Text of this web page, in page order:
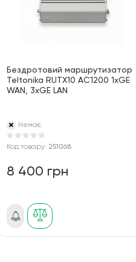
Бездротовий маршрутизатор
Teltonika RUTX10 AC1200 1xGE
WAN, 3xGE LAN
Немає
Код товару: 251068
8 400 грн